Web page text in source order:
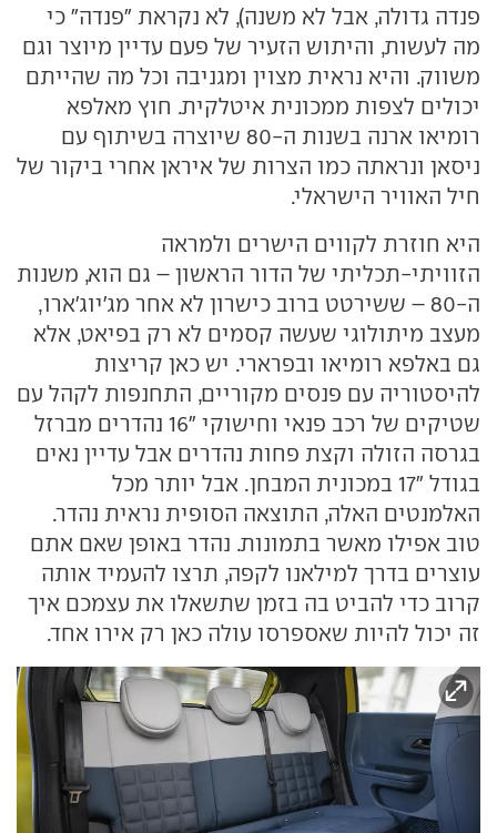
פנדה גדולה, אבל לא משנה), לא נקראת "פנדה" כי
מה לעשות, והיתוש הזעיר של פעם עדיין מיוצר וגם
משווק. והיא נראית מצוין ומגניבה וכל מה שהייתם
יכולים לצפות ממכונית איטלקית. חוץ מאלפא
רומיאו ארנה בשנות ה-80 שיוצרה בשיתוף עם
ניסאן ונראתה כמו הצרות של איראן אחרי ביקור של
חיל האוויר הישראלי.
היא חוזרת לקווים הישרים ולמראה
הזוויתי-תכליתי של הדור הראשון – גם הוא, משנות
ה-80 – ששירטט ברוב כישרון לא אחר מג'יוג'ארו,
מעצב מיתולוגי שעשה קסמים לא רק בפיאט, אלא
גם באלפא רומיאו ובפרארי. יש כאן קריצות
להיסטוריה עם פנסים מקוריים, התחנפות לקהל עם
שטיקים של רכב פנאי וחישוקי "16 נהדרים מברזל
בגרסה הזולה וקצת פחות נהדרים אבל עדיין נאים
בגודל "17 במכונית המבחן. אבל יותר מכל
האלמנטים האלה, התוצאה הסופית נראית נהדר.
טוב אפילו מאשר בתמונות. נהדר באופן שאם אתם
עוצרים בדרך למילאנו לקפה, תרצו להעמיד אותה
קרוב כדי להביט בה בזמן שתשאלו את עצמכם איך
זה יכול להיות שאספרסו עולה כאן רק אירו אחד.